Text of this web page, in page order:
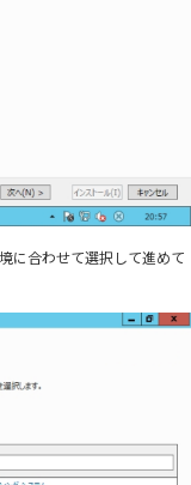
に合わせて選択して進めて